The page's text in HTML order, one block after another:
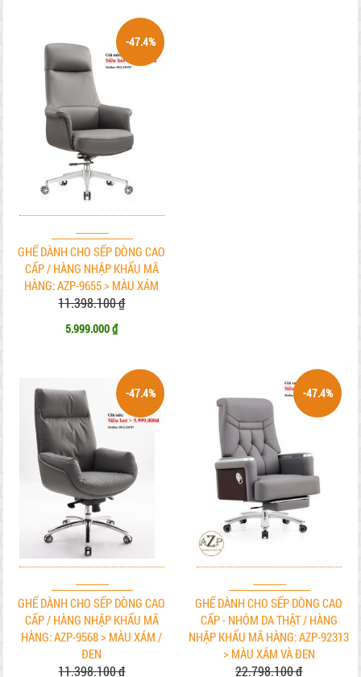
GHẾ DÀNH CHO SẾP DÒNG CAO
CẤP / HÀNG NHẬP KHẨU MÃ
HÀNG: AZP-9655 > MÀU XÁM
11.398.100 ₫
5.999.000 ₫
-47.4%
GHẾ DÀNH CHO SẾP DÒNG CAO
CẤP / HÀNG NHẬP KHẨU MÃ
HÀNG: AZP-9568 > MÀU XÁM /
ĐEN
11.398.100 ₫
-47.4%
GHẾ DÀNH CHO SẾP DÒNG CAO
CẤP - NHÓM DA THẬT / HÀNG
NHẬP KHẨU MÃ HÀNG: AZP-92313
> MÀU XÁM VÀ ĐEN
22.798.100 ₫
-47.4%